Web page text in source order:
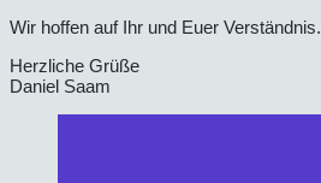
Wir hoffen auf Ihr und Euer Verständnis.
Herzliche Grüße
Daniel Saam